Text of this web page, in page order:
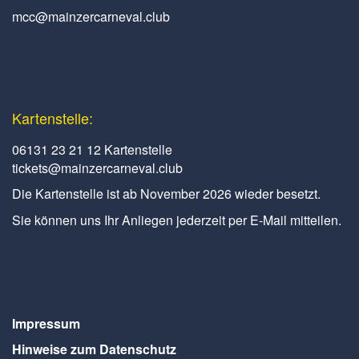
mcc@mainzercarneval.club
Kartenstelle:
06131 23 21 12 Kartenstelle
tickets@mainzercarneval.club
Die Kartenstelle ist ab November 2026 wieder besetzt.
Sie können uns Ihr Anliegen jederzeit per E-Mail mitteilen.
Impressum
Hinweise zum Datenschutz